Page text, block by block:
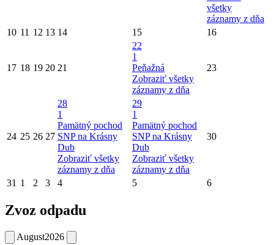
všetky
záznamy z dňa
10 11 12 13 14 15 16
17 18 19 20 21
22
1
Peňažná
Zobraziť všetky
záznamy z dňa
23
24 25 26 27
28
1
Pamätný pochod
SNP na Krásny
Dub
Zobraziť všetky
záznamy z dňa
29
1
Pamätný pochod
SNP na Krásny
Dub
Zobraziť všetky
záznamy z dňa
30
31 1 2 3 4 5 6
Zvoz odpadu
August2026